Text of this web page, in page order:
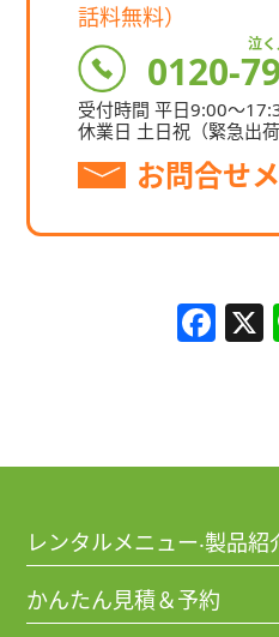
話料無料）
0120-
泣
受付時間 平⽇9:00〜
休業⽇ ⼟⽇祝（緊急出荷
お問合せ
F
b
o
レンタルメニュー‧製品紹
短期レンタル（3⽇〜1ヶ⽉
かんたん⾒積＆予約